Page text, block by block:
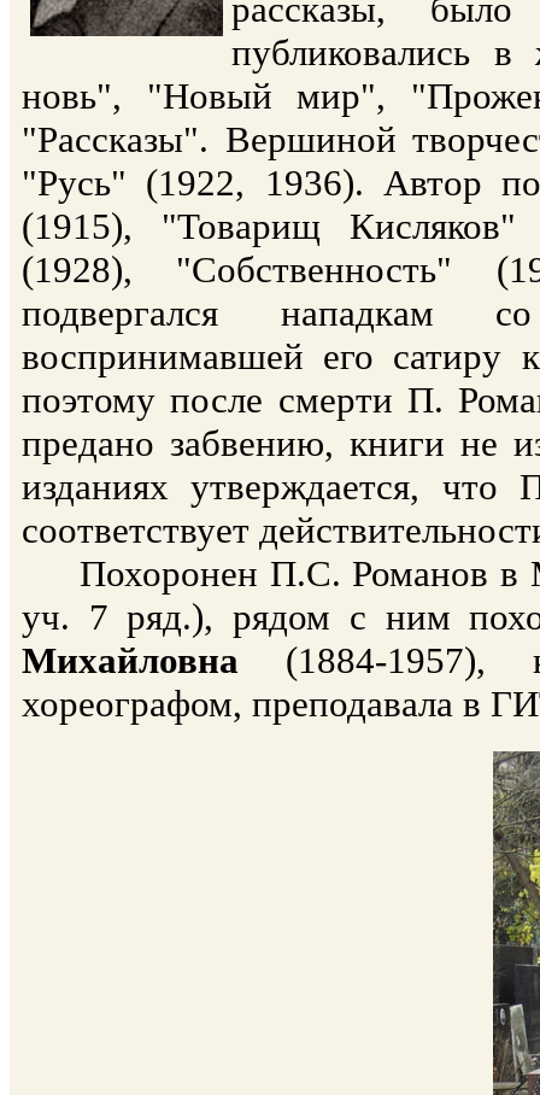
рассказы, было
публиковались
новь", "Новый мир",
"Рассказы". Вершиной
"Русь" (1922, 1936). Автор
(1915), "Товарищ
(1928), "Собственность"
подвергался нападкам
воспринимавшей его сатиру
поэтому после смерти П.
предано забвению, книги не
изданиях утверждается, что
соответствует
Похоронен П.С. Романов в
уч. 7 ряд.), рядом с ним
Михайловна (1884-1957),
хореографом, преподавала в